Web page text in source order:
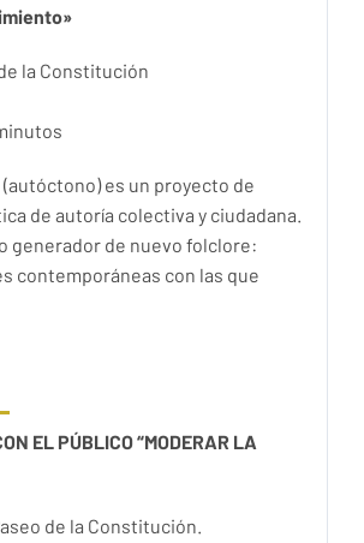
la Constitución
es un proyecto de
de autoría colectiva y ciudadana.
generador de nuevo folclore:
contemporáneas con las que
EL PÚBLICO “MODERAR LA
de la Constitución.